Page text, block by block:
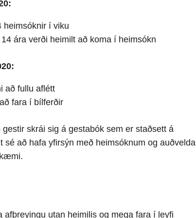
heimsóknir í viku
ára verði heimilt að koma í heimsókn
að fullu aflétt
fara í bílferðir
skrái sig á gestabók sem er staðsett á
að hafa yfirsýn með heimsóknum og auðvelda
afþreyingu utan heimilis og mega fara í leyfi